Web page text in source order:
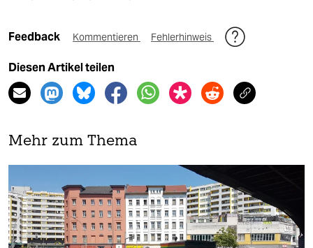
Feedback Kommentieren Fehlerhinweis
Diesen Artikel teilen
Mehr zum Thema